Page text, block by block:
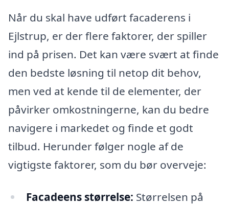
Når du skal have udført facaderens i
Ejlstrup, er der flere faktorer, der spiller
ind på prisen. Det kan være svært at finde
den bedste løsning til netop dit behov,
men ved at kende til de elementer, der
påvirker omkostningerne, kan du bedre
navigere i markedet og finde et godt
tilbud. Herunder følger nogle af de
vigtigste faktorer, som du bør overveje:
Facadeens størrelse: Størrelsen på